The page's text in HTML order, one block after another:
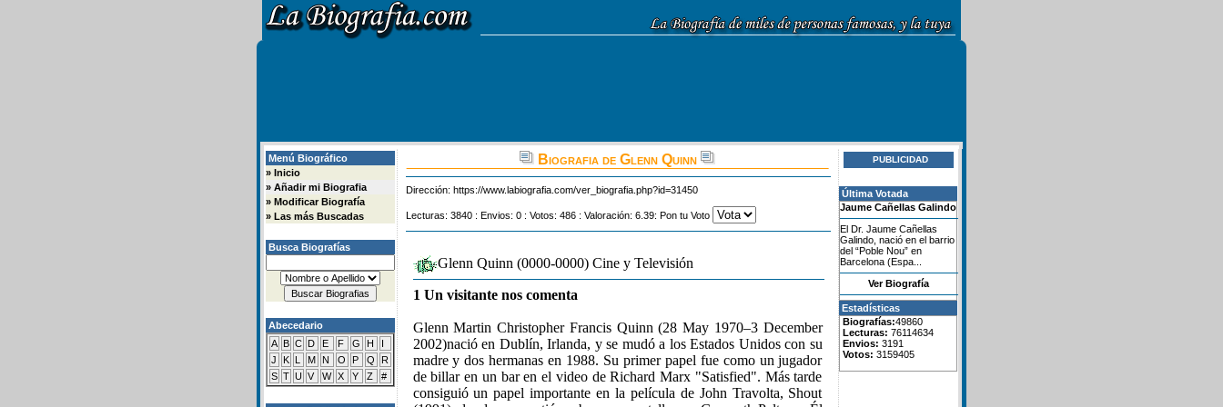
Menú Biográfico
» Inicio
» Añadir mi Biografia
» Modificar Biografía
» Las más Buscadas
Busca Biografías
Abecedario
A B C D E F G H
I
J
K L M N O P Q
R
S T U V W X Y Z #
Biografia de Glenn Quinn
Dirección: https://www.labiografia.com/ver_biografia.php?id=31450
Lecturas: 3840 : Envios: 0 : Votos: 486 : Valoración: 6.39: Pon tu Voto
Glenn Quinn (0000-0000) Cine y Televisión
1 Un visitante nos comenta
Glenn Martin Christopher Francis Quinn (28 May 1970–3 December
2002)nació en Dublín, Irlanda, y se mudó a los Estados Unidos con su
madre y dos hermanas en 1988. Su primer papel fue como un jugador
de billar en un bar en el video de Richard Marx "Satisfied". Más tarde
consiguió un papel importante en la película de John Travolta, Shout
PUBLICIDAD
Última Votada
Jaume Cañellas Galindo
El Dr. Jaume Cañellas
Galindo, nació en el barrio
del “Poble Nou” en
Barcelona (Espa...
Ver Biografía
Estadísticas
Biografías:49860
Lecturas: 76114634
Envios: 3191
Votos: 3159405